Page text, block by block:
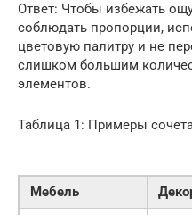
Ответ: Чтобы избежать
соблюдать пропорции,
цветовую палитру и не
слишком большим
элементов.
Таблица 1: Примеры
Мебель